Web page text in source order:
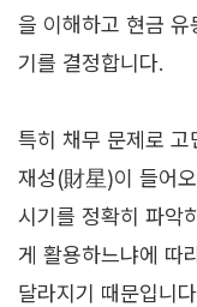
을 이해하고 현금
기를 결정합니다.
특히 채무 문제로 고
재성(財星)이 들어
시기를 정확히 파악
게 활용하느냐에 따
달라지기 때문입니